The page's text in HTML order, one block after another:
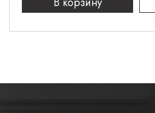
- для детей